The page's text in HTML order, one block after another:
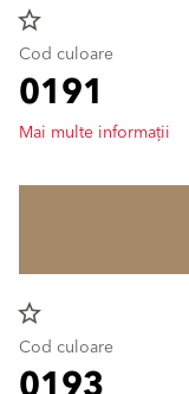
star_border
Cod culoare
0191
Mai multe informații
star_border
Cod culoare